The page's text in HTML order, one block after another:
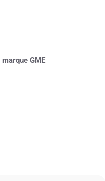
GME